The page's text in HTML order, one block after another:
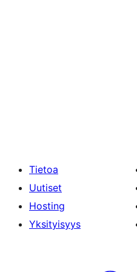
Tietoa
Uutiset
Hosting
Yksityisyys